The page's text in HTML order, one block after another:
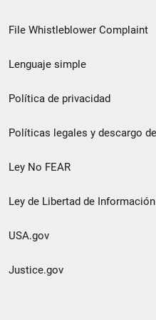
de
de
pie
de
página
File Whistleblower Complaint
Lenguaje simple
Política de privacidad
Políticas legales y descargo
Ley No FEAR
Ley de Libertad de Información
USA.gov
Justice.gov